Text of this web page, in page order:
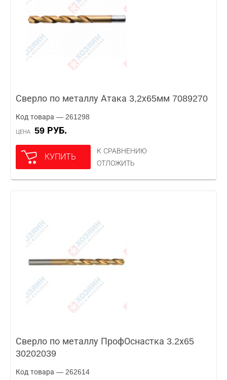
Сверло по металлу Атака 3,2х65мм 7089270
Код товара — 261298
ЦЕНА 59 РУБ.
КУПИТЬ
К СРАВНЕНИЮ
ОТЛОЖИТЬ
Сверло по металлу ПрофОснастка 3.2х65
30202039
Код товара — 262614